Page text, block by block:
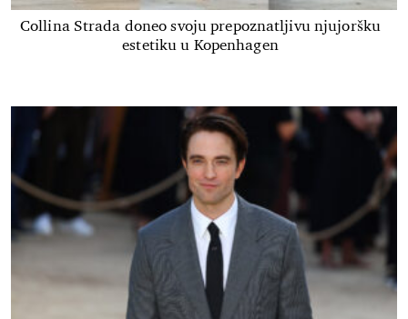
Collina Strada doneo svoju prepoznatljivu njujoršku
estetiku u Kopenhagen